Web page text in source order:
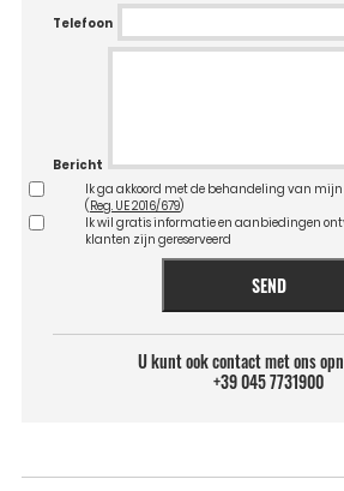
Telefoon
Bericht
Ik ga akkoord met de behandeling van mijn
( Reg. UE 2016/679)
Ik wil gratis informatie en aanbiedingen
klanten zijn gereserveerd
SEND
U kunt ook contact met ons
+39 045 7731900